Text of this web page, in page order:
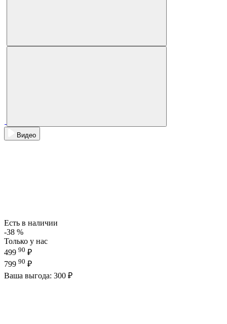
Видео
Есть в наличии
-38 %
Только у нас
499 90 ₽
799 90 ₽
Ваша выгода: 300 ₽